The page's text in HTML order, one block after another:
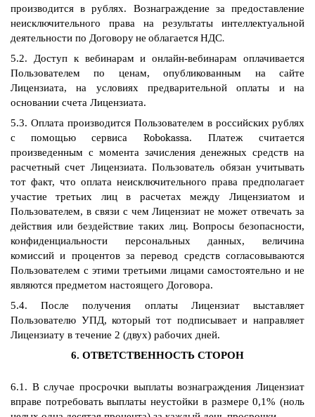
производится в рублях. Вознаграждение за предоставление
неисключительного права на результаты интеллектуальной
деятельности по Договоруне облагается НДС.
5.2. Доступ к вебинарам и онлайн-вебинарам оплачивается
Пользователем по ценам, опубликованным на сайте
Лицензиата, на условиях предварительной оплаты и на
основании счета Лицензиата.
5.3. Оплата производится Пользователем в российских рублях
с помощью сервиса Robokassa. Платеж считается
произведенным с момента зачисления денежных средств на
расчетный счет Лицензиата. Пользователь обязан учитывать
тот факт, что оплата неисключительного права предполагает
участие третьих лиц в расчетах между Лицензиатом и
Пользователем, в связи с чем Лицензиат не может отвечать за
действия или бездействие таких лиц. Вопросы безопасности,
конфиденциальности персональных данных, величина
комиссий и процентов за перевод средств согласовываются
Пользователем с этими третьими лицами самостоятельно и не
являются предметом настоящего Договора.
5.4. После получения оплаты Лицензиат выставляет
Пользователю УПД, который тот подписывает и направляет
Лицензиату в течение 2 (двух) рабочих дней.
6. ОТВЕТСТВЕННОСТЬ СТОРОН
6.1. В случае просрочки выплаты вознаграждения Лицензиат
вправе потребовать выплаты неустойки в размере 0,1% (ноль